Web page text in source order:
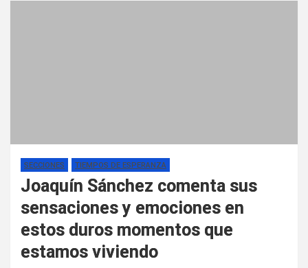
SECCIONES TIEMPOS DE ESPERANZA
Joaquín Sánchez comenta sus
sensaciones y emociones en
estos duros momentos que
estamos viviendo